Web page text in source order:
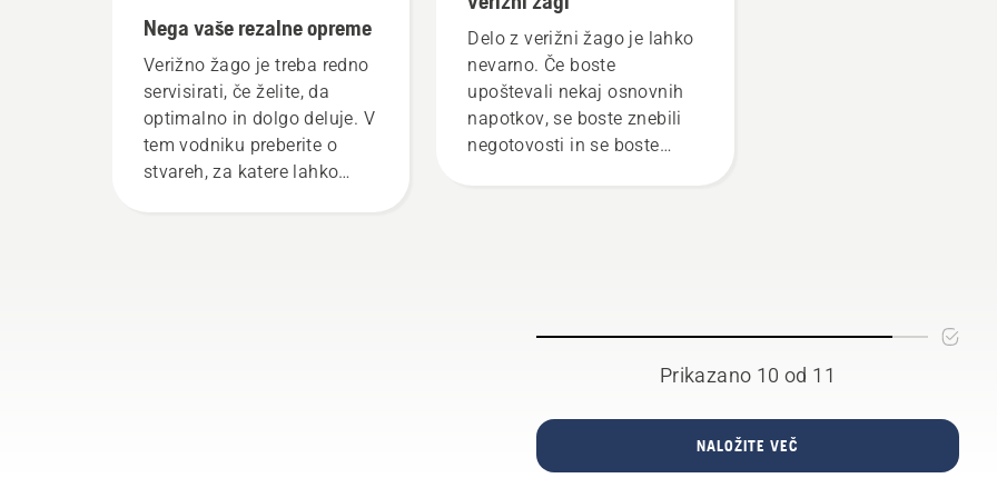
Nega vaše rezalne opreme
Verižno žago je treba redno
servisirati, če želite, da
optimalno in dolgo deluje. V
tem vodniku preberite o
stvareh, za katere lahko
Delo z verižni žago je lahko
nevarno. Če boste
upoštevali nekaj osnovnih
napotkov, se boste znebili
negotovosti in se boste
Prikazano 10 od 11
NALOŽITE VEČ